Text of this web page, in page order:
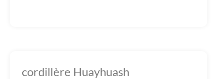
cordillère Huayhuash